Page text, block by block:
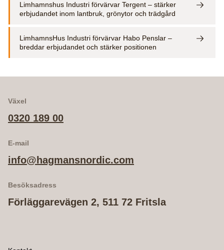
Limhamnshus Industri förvärvar Tergent – stärker
erbjudandet inom lantbruk, grönytor och trädgård
LimhamnsHus Industri förvärvar Habo Penslar –
breddar erbjudandet och stärker positionen
Växel
0320 189 00
E-mail
info@hagmansnordic.com
Besöksadress
Förläggarevägen 2, 511 72 Fritsla